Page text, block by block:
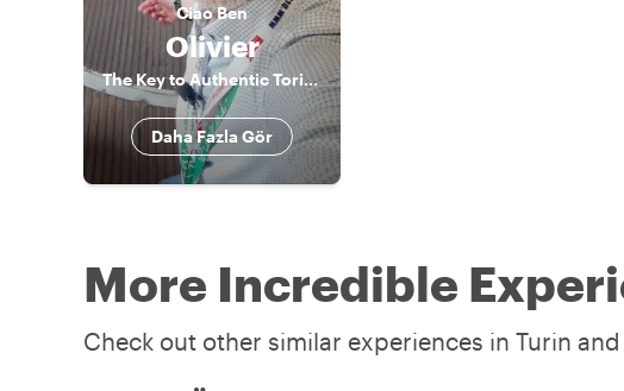
CiaoBen
Olivier
The Key to Authentic Torino
Daha Fazla Gör
More Incredible
Check out other similar experiences in Turin